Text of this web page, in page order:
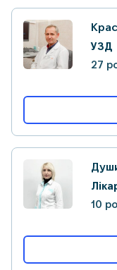
УЗД
27
10